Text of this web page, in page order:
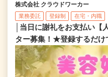
株式会社 クラウドワーカー
業務委託 登録制 在宅・内職
│当日に謝礼をお支払い【
ター募集！★登録するだけ